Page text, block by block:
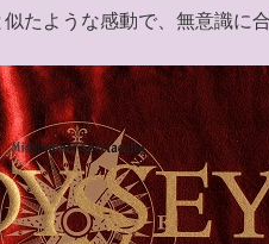
たような感動で、無意識に